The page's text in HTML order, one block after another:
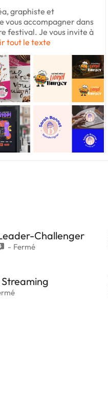
graphiste et
vous accompagner dans
festival. Je vous invite à
tout le texte
Challenger
Fermé